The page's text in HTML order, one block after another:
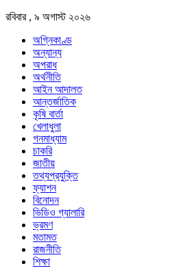
রবিবার , ৯ অগাস্ট ২০২৬
অগ্নিকাণ্ড
অন্যান্য
অপরাধ
অর্থনীতি
আইন আদালত
আন্তর্জাতিক
কৃষি বার্তা
খেলাধুলা
গনমাধ্যাম
চাকরি
জাতীয়
তথ্যপ্রযুক্তি
ফ্যাশন
বিনোদন
ভিডিও গ্যালারি
ভ্রমণ
মতামত
রাজনীতি
শিক্ষা